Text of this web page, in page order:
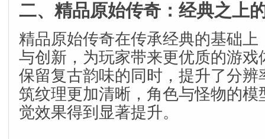
二、精品原始传奇：经典之上
精品原始传奇在传承经典的基础上
与创新，为玩家带来更优质的游戏
保留复古韵味的同时，提升了分辨
筑纹理更加清晰，角色与怪物的模
觉效果得到显著提升。